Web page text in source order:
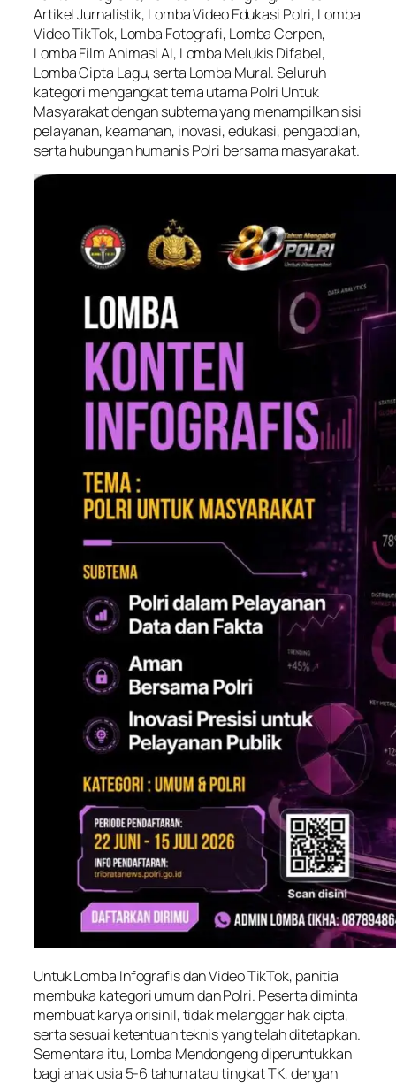
Artikel Jurnalistik, Lomba Video Edukasi Polri, Lomba
Video TikTok, Lomba Fotografi, Lomba Cerpen,
Lomba Film Animasi AI, Lomba Melukis Difabel,
Lomba Cipta Lagu, serta Lomba Mural. Seluruh
kategori mengangkat tema utama Polri Untuk
Masyarakat dengan subtema yang menampilkan sisi
pelayanan, keamanan, inovasi, edukasi, pengabdian,
serta hubungan humanis Polri bersama masyarakat.
Untuk Lomba Infografis dan Video TikTok, panitia
membuka kategori umum dan Polri. Peserta diminta
membuat karya orisinil, tidak melanggar hak cipta,
serta sesuai ketentuan teknis yang telah ditetapkan.
Sementara itu, Lomba Mendongeng diperuntukkan
bagi anak usia 5-6 tahun atau tingkat TK, dengan